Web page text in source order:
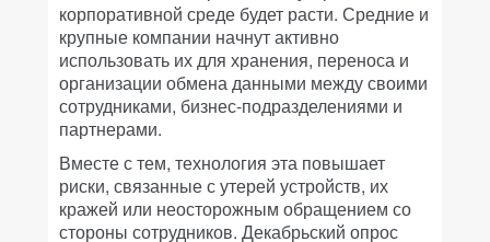
корпоративной среде будет расти. Средние и
крупные компании начнут активно
использовать их для хранения, переноса и
организации обмена данными между своими
сотрудниками, бизнес-подразделениями и
партнерами.
Вместе с тем, технология эта повышает
риски, связанные с утерей устройств, их
кражей или неосторожным обращением со
стороны сотрудников. Декабрьский опрос